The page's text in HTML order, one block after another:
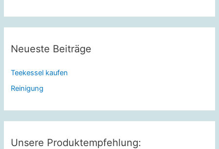
Neueste Beiträge
Teekessel kaufen
Reinigung
Unsere Produktempfehlung: